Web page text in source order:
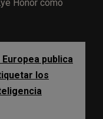
Honor como
Europea publica
los